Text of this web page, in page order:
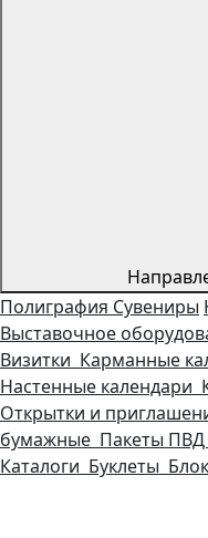
Полиграфия Сувениры
Выставочное
Визитки Карманные
Настенные календари
Открытки и
бумажные Пакеты ПВД
Каталоги Буклеты